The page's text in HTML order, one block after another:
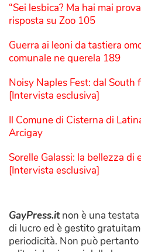
“Sei lesbica? Ma hai mai
risposta su Zoo 105
Guerra ai leoni da tastiera
comunale ne querela 189
Noisy Naples Fest: dal South
[Intervista esclusiva]
Il Comune di Cisterna di
Arcigay
Sorelle Galassi: la bellezza di
[Intervista esclusiva]
GayPress.itnon è una
di lucro ed è gestito
periodicità. Non può